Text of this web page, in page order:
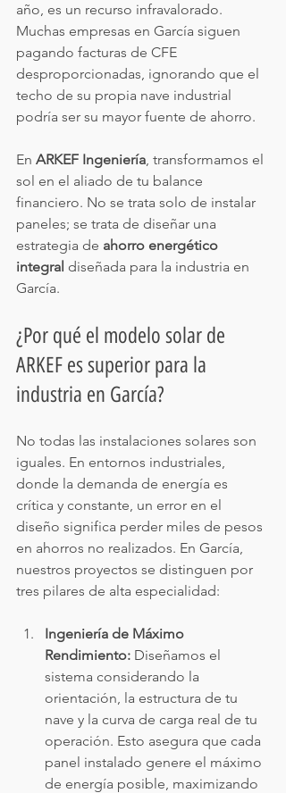
año, es un recurso infravalorado.
Muchas empresas en García siguen
pagando facturas de CFE
desproporcionadas, ignorando que el
techo de su propia nave industrial
podría ser su mayor fuente de ahorro.
En ARKEF Ingeniería, transformamos el
sol en el aliado de tu balance
financiero. No se trata solo de instalar
paneles; se trata de diseñar una
estrategia de ahorro energético
integral diseñada para la industria en
García.
¿Por qué el modelo solar de
ARKEF es superior para la
industria en García?
No todas las instalaciones solares son
iguales. En entornos industriales,
donde la demanda de energía es
crítica y constante, un error en el
diseño significa perder miles de pesos
en ahorros no realizados. En García,
nuestros proyectos se distinguen por
tres pilares de alta especialidad:
Ingeniería de Máximo
Rendimiento: Diseñamos el
sistema considerando la
orientación, la estructura de tu
nave y la curva de carga real de tu
operación. Esto asegura que cada
panel instalado genere el máximo
de energía posible, maximizando